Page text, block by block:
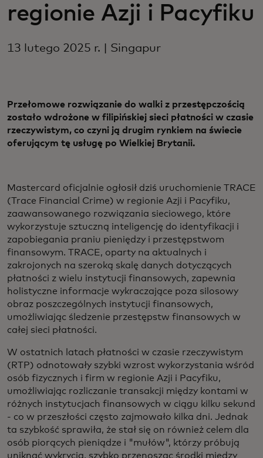
regionie Azji i Pacyfiku
13 lutego 2025 r. | Singapur
Przełomowe rozwiązanie do walki z przestępczością
zostało wdrożone w filipińskiej sieci płatności w czasie
rzeczywistym, co czyni ją drugim rynkiem na świecie
oferującym tę usługę po Wielkiej Brytanii.
Mastercard oficjalnie ogłosił dziś uruchomienie TRACE
(Trace Financial Crime) w regionie Azji i Pacyfiku,
zaawansowanego rozwiązania sieciowego, które
wykorzystuje sztuczną inteligencję do identyfikacji i
zapobiegania praniu pieniędzy i przestępstwom
finansowym. TRACE, oparty na aktualnych i
zakrojonych na szeroką skalę danych dotyczących
płatności z wielu instytucji finansowych, zapewnia
holistyczne informacje wykraczające poza silosowy
obraz poszczególnych instytucji finansowych,
umożliwiając śledzenie przestępstw finansowych w
całej sieci płatności.
W ostatnich latach płatności w czasie rzeczywistym
(RTP) odnotowały szybki wzrost wykorzystania wśród
osób fizycznych i firm w regionie Azji i Pacyfiku,
umożliwiając rozliczanie transakcji między kontami w
różnych instytucjach finansowych w ciągu kilku sekund
- co w przeszłości często zajmowało kilka dni. Jednak
ta szybkość sprawiła, że stał się on również celem dla
osób piorących pieniądze i "mułów", którzy próbują
uniknąć wykrycia, szybko przenosząc środki między